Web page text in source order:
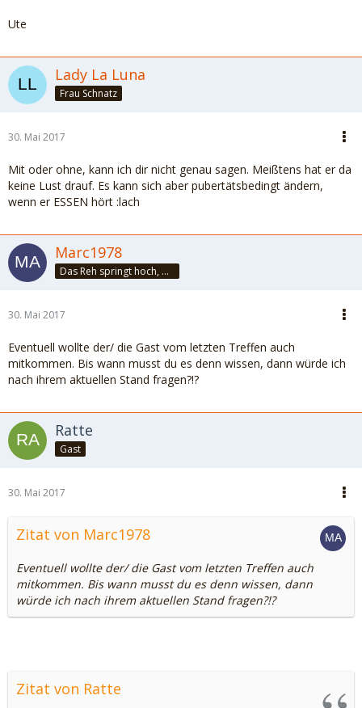
Ute
Lady La Luna
Frau Schnatz
30. Mai 2017
Mit oder ohne, kann ich dir nicht genau sagen. Meißtens hat er da
keine Lust drauf. Es kann sich aber pubertätsbedingt ändern,
wenn er ESSEN hört :lach
Marc1978
Das Reh springt hoch, das Reh springt weit, wieso auch nicht, es hat ja Zeit!!!
30. Mai 2017
Eventuell wollte der/ die Gast vom letzten Treffen auch
mitkommen. Bis wann musst du es denn wissen, dann würde ich
nach ihrem aktuellen Stand fragen?!?
Ratte
Gast
30. Mai 2017
Zitat von Marc1978
Eventuell wollte der/ die Gast vom letzten Treffen auch
mitkommen. Bis wann musst du es denn wissen, dann
würde ich nach ihrem aktuellen Stand fragen?!?
Zitat von Ratte